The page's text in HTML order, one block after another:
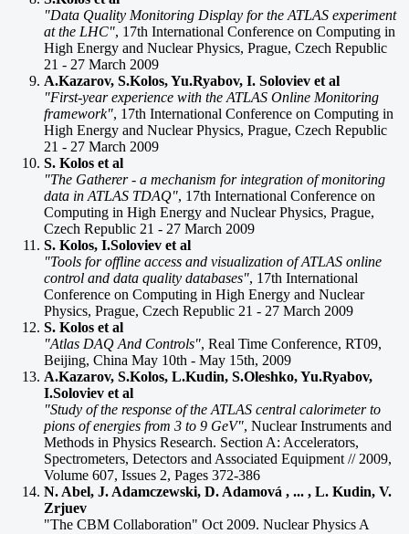
"Data Quality Monitoring Display for the ATLAS experiment
at the LHC", 17th International Conference on Computing in
High Energy and Nuclear Physics, Prague, Czech Republic
21 - 27 March 2009
A.Kazarov, S.Kolos, Yu.Ryabov, I. Soloviev et al
"First-year experience with the ATLAS Online Monitoring
framework", 17th International Conference on Computing in
High Energy and Nuclear Physics, Prague, Czech Republic
21 - 27 March 2009
S. Kolos et al
"The Gatherer - a mechanism for integration of monitoring
data in ATLAS TDAQ", 17th International Conference on
Computing in High Energy and Nuclear Physics, Prague,
Czech Republic 21 - 27 March 2009
S. Kolos, I.Soloviev et al
"Tools for offline access and visualization of ATLAS online
control and data quality databases", 17th International
Conference on Computing in High Energy and Nuclear
Physics, Prague, Czech Republic 21 - 27 March 2009
S. Kolos et al
"Atlas DAQ And Controls", Real Time Conference, RT09,
Beijing, China May 10th - May 15th, 2009
A.Kazarov, S.Kolos, L.Kudin, S.Oleshko, Yu.Ryabov,
I.Soloviev et al
"Study of the response of the ATLAS central calorimeter to
pions of energies from 3 to 9 GeV", Nuclear Instruments and
Methods in Physics Research. Section A: Accelerators,
Spectrometers, Detectors and Associated Equipment // 2009,
Volume 607, Issues 2, Pages 372-386
N. Abel, J. Adamczewski, D. Adamová , ... , L. Kudin, V.
Zrjuev
"The CBM Collaboration" Oct 2009. Nuclear Physics A